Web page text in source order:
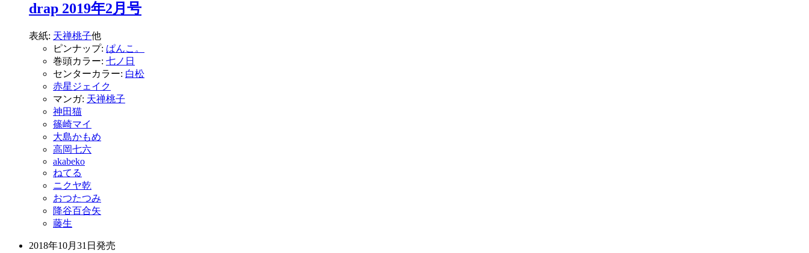
drap 2019年2月号
表紙: 天禅桃子他
ピンナップ: ぱんこ。
巻頭カラー: 七ノ日
センターカラー: 白松
赤星ジェイク
マンガ: 天禅桃子
神田猫
篠崎マイ
大島かもめ
高岡七六
akabeko
ねてる
ニクヤ乾
おつたつみ
降谷百合矢
藤生
2018年10月31日 発売